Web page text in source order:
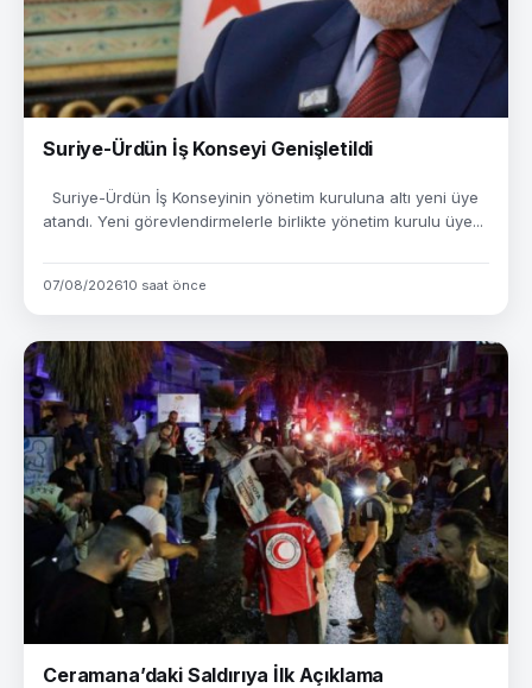
Suriye-Ürdün İş Konseyi Genişletildi
Suriye-Ürdün İş Konseyinin yönetim kuruluna altı yeni üye
atandı. Yeni görevlendirmelerle birlikte yönetim kurulu üye...
07/08/202610 saat önce
Ceramana’daki Saldırıya İlk Açıklama